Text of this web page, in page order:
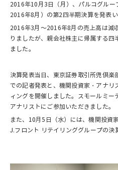
2016年10月3日（月）、パルコグル
2016年8月）の第2四半期決算を発表い
2016年3月～2016年8月の売上高は減
りましたが、親会社株主に帰属する
ました。
決算発表当日、東京証券取引所兜倶
での記者発表と、機関投資家・アナリ
ィングを開催しました。スモールミー
アナリストにご参加いただきました。
また、10月5日（水）には、機関投資
J.フロント リテイリンググループの決